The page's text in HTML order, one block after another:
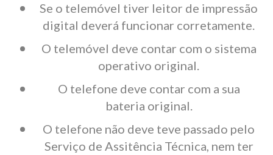
Se o telemóvel tiver leitor de impressão
digital deverá funcionar corretamente.
O telemóvel deve contar com o sistema
operativo original.
O telefone deve contar com a sua
bateria original.
O telefone não deve teve passado pelo
Serviço de Assitência Técnica, nem ter